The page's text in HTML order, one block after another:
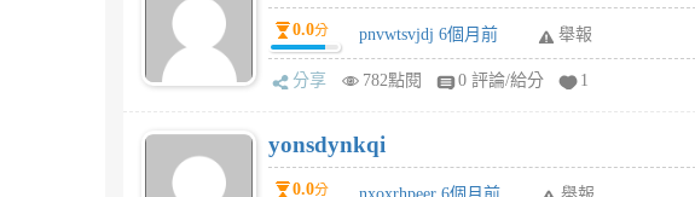
0.0分 pnvwtsvjdj 6個月前 舉報
分享 782點閱 0 評論/給分 1
yonsdynkqi
0.0分